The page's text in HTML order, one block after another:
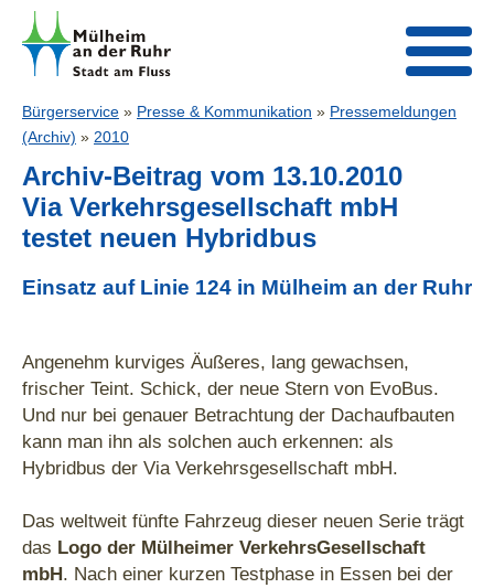
Bürgerservice » Presse & Kommunikation » Pressemeldungen
(Archiv) » 2010
Archiv-Beitrag vom 13.10.2010
Via Verkehrsgesellschaft mbH
testet neuen Hybridbus
Einsatz auf Linie 124 in Mülheim an der Ruhr
Angenehm kurviges Äußeres, lang gewachsen,
frischer Teint. Schick, der neue Stern von EvoBus.
Und nur bei genauer Betrachtung der Dachaufbauten
kann man ihn als solchen auch erkennen: als
Hybridbus der Via Verkehrsgesellschaft mbH.
Das weltweit fünfte Fahrzeug dieser neuen Serie trägt
das Logo der Mülheimer VerkehrsGesellschaft
mbH. Nach einer kurzen Testphase in Essen bei der